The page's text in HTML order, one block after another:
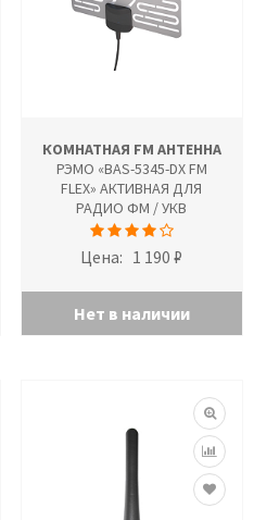
КОМНАТНАЯ FM АНТЕННА
РЭМО «BAS-5345-DX FM
FLEX» АКТИВНАЯ ДЛЯ
РАДИО ФМ / УКВ
Цена: 1 190 ₽
Нет в наличии